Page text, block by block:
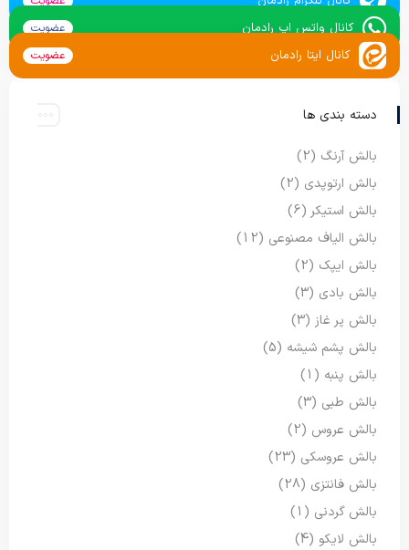
کانال واتس اپ رادمان عضویت
کانال ایتا رادمان عضویت
دسته بندی ها
بالش آرنگ (2)
بالش ارتوپدی (2)
بالش استیکر (6)
بالش الیاف مصنوعی (12)
بالش ایپک (2)
بالش بادی (3)
بالش پر غاز (3)
بالش پشم شیشه (5)
بالش پنبه (1)
بالش طبی (3)
بالش عروس (2)
بالش عروسکی (23)
بالش فانتزی (28)
بالش گردنی (1)
بالش لایکو (4)